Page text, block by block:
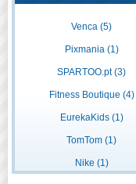
Venca (5)
Pixmania (1)
SPARTOO.pt (3)
Fitness Boutique (4)
EurekaKids (1)
TomTom (1)
Nike (1)